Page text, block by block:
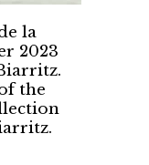
la
2023
the